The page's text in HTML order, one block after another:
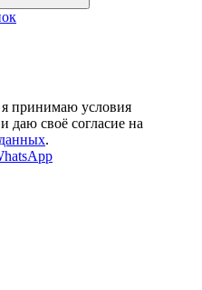
принимаю условия
и даю своё согласие на
.